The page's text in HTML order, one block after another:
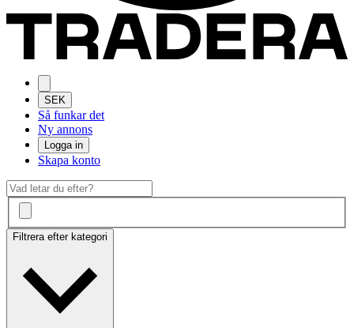
SEK
Så funkar det
Ny annons
Logga in
Skapa konto
Filtrera efter kategori